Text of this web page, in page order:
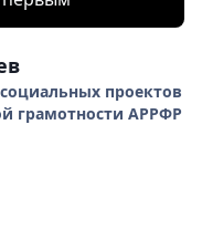
проектов
грамотности АРРФР